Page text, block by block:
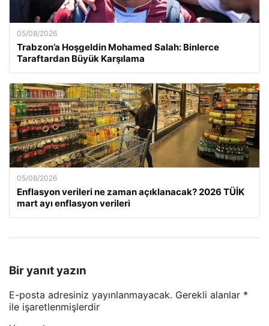
05/08/2026
Trabzon’a Hoşgeldin Mohamed Salah: Binlerce
Taraftardan Büyük Karşılama
05/08/2026
Enflasyon verileri ne zaman açıklanacak? 2026 TÜİK
mart ayı enflasyon verileri
Bir yanıt yazın
E-posta adresiniz yayınlanmayacak. Gerekli alanlar *
ile işaretlenmişlerdir